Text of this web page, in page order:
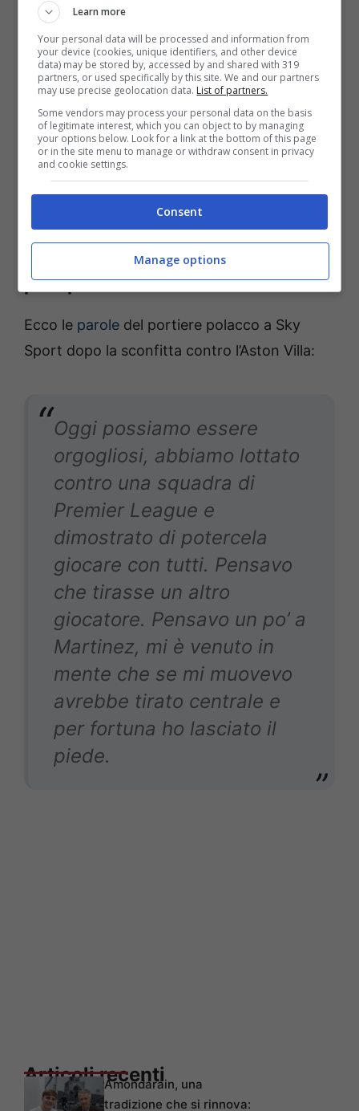
Rimane comunque la grande prova del
polacco che probabilmente è al momento il
miglior giocatore dell’inizio della stagione
della formazione di Italiano. Nonostante i 34
anni, l’ex Roma non sta mostrando i segni del
tempo e probabilmente sarà ancora per
diversi anni il portiere della formazione
Le dichiarazioni di Skorupski nel
post partita
Ecco le parole del portiere polacco a Sky
Sport dopo la sconfitta contro l’Aston Villa:
Oggi possiamo essere
orgogliosi, abbiamo lottato
contro una squadra di
Premier League e
dimostrato di potercela
giocare con tutti. Pensavo
che tirasse un altro
giocatore. Pensavo un po’ a
Martinez, mi è venuto in
mente che se mi muovevo
avrebbe tirato centrale e
per fortuna ho lasciato il
piede.
Articoli recenti
Amondarain, una
tradizione che si rinnova:
Learn more
Your personal data will be processed and information from
your device (cookies, unique identifiers, and other device
data) may be stored by, accessed by and shared with 319
partners, or used specifically by this site. We and our partners
may use precise geolocation data. List of partners.
Some vendors may process your personal data on the basis
of legitimate interest, which you can object to by managing
your options below. Look for a link at the bottom of this page
or in the site menu to manage or withdraw consent in privacy
and cookie settings.
Consent
Manage options